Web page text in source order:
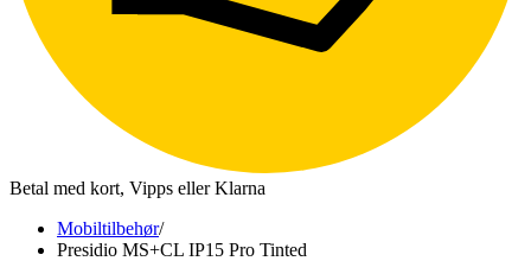
Betal med kort, Vipps eller Klarna
Mobiltilbehør/
Presidio MS+CL IP15 Pro Tinted